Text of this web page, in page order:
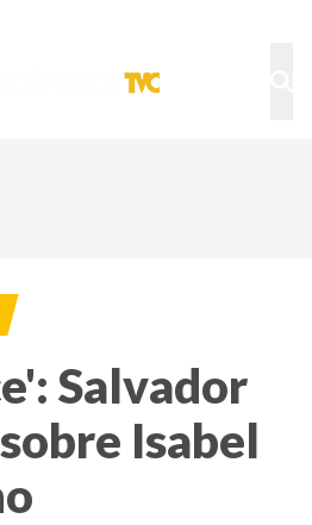
Salvador
Isabel